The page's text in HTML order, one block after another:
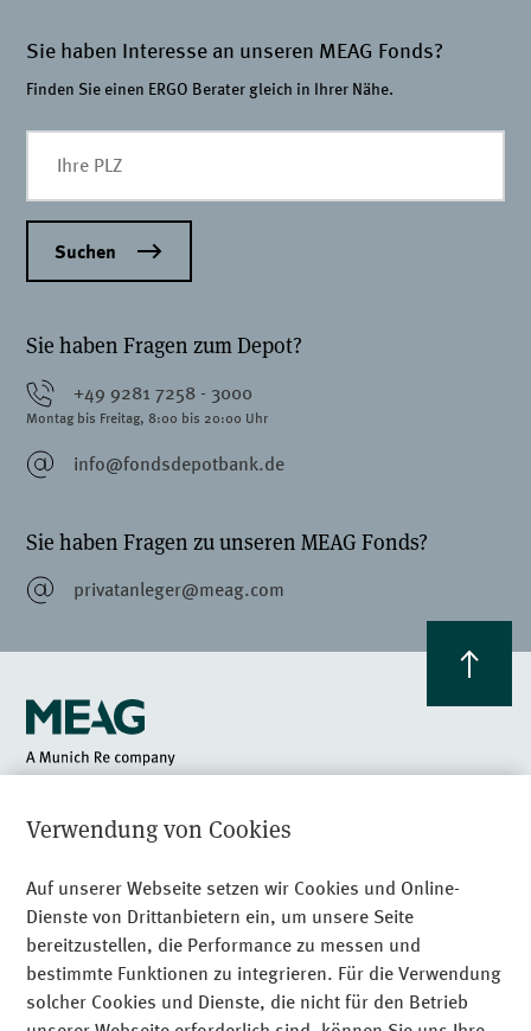
Sie haben Interesse an unseren MEAG Fonds?
Finden Sie einen ERGO Berater gleich in Ihrer Nähe.
Suchen
Sie haben Fragen zum Depot?
+49 9281 7258 - 3000
Montag bis Freitag, 8:00 bis 20:00 Uhr
info@fondsdepotbank.de
Sie haben Fragen zu unseren MEAG Fonds?
privatanleger@meag.com
Am Münchner Tor 1
80805 München
Recht­li­che Hinweise
Datenschutz
Impressum
Verwendung von Cookies
Auf unserer Webseite setzen wir Cookies und Online-
Dienste von Drittanbietern ein, um unsere Seite
bereitzustellen, die Performance zu messen und
bestimmte Funktionen zu integrieren. Für die Verwendung
solcher Cookies und Dienste, die nicht für den Betrieb